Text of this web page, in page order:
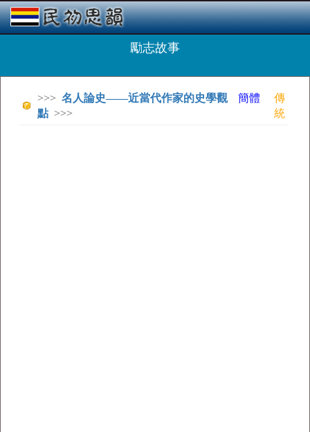
勵志故事
>>> 名人論史——近當代作家的史學觀
點 >>>
簡體
傳
統